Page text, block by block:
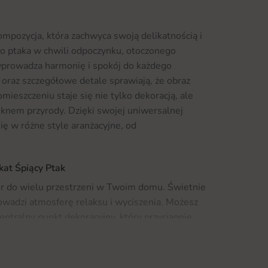
która zachwyca swoją delikatnością i
ptaka w chwili odpoczynku, otoczonego
harmonię i spokój do każdego
szczegółowe detale sprawiają, że obraz
staje się nie tylko dekoracją, ale
przyrody. Dzięki swojej uniwersalnej
w różne style aranżacyjne, od
Śpiący Ptak
do wielu przestrzeni w Twoim domu. Świetnie
atmosferę relaksu i wyciszenia. Możesz
odnajdzie się również w biurze czy